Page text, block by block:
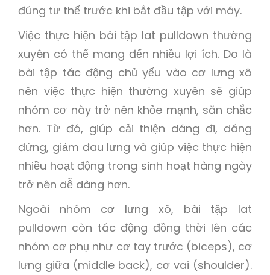
đúng tư thế trước khi bắt đầu tập với máy.
Việc thực hiện bài tập lat pulldown thường
xuyên có thể mang đến nhiều lợi ích. Do là
bài tập tác động chủ yếu vào cơ lưng xô
nên việc thực hiện thường xuyên sẽ giúp
nhóm cơ này trở nên khỏe mạnh, săn chắc
hơn. Từ đó, giúp cải thiện dáng đi, dáng
đứng, giảm đau lưng và giúp việc thực hiện
nhiều hoạt động trong sinh hoạt hàng ngày
trở nên dễ dàng hơn.
Ngoài nhóm cơ lưng xô, bài tập lat
pulldown còn tác động đồng thời lên các
nhóm cơ phụ như cơ tay trước (biceps), cơ
lưng giữa (middle back), cơ vai (shoulder).